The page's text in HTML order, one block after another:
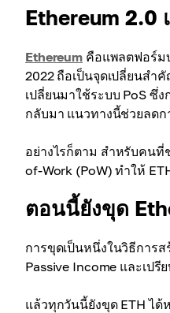
Ethereum 2.0
Ethereum คือแพลตฟอร์ม
2022 ถือเป็นจุดเปลี่ยนสำ
เปลี่ยนมาใช้ระบบ PoS ซึ่
กลับมา แนวทางนี้ช่วยลดก
อย่างไรก็ตาม สำหรับคนที่
of-Work (PoW) ทำให้
ตอนนี้ยังขุด
การขุดเป็นหนึ่งในวิธีการ
Passive Income และเป
แล้วทุกวันนี้ยังขุด ETH ไ